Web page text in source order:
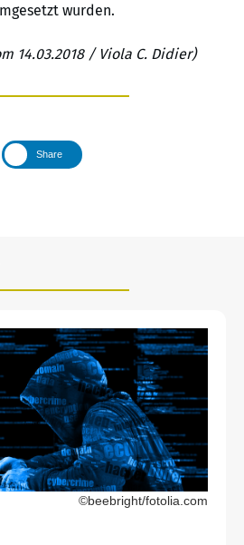
wurden.
14.03.2018 / Viola C. Didier)
Share
©beebright/fotolia.com